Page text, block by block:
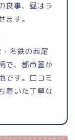
食事、昼はラ
す。
名鉄の西尾
で、都市圏か
です。口コミ
着いた丁寧な